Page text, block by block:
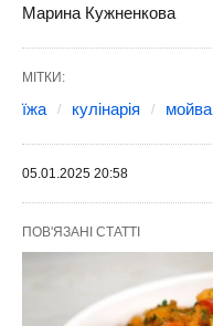
Марина Кужненкова
МІТКИ:
їжа кулінарія мойва
05.01.2025 20:58
ПОВ'ЯЗАНІ СТАТТІ